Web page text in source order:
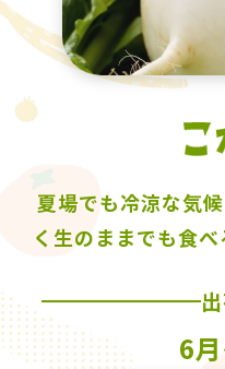
夏場でも冷涼な気
く生のままでも食
6